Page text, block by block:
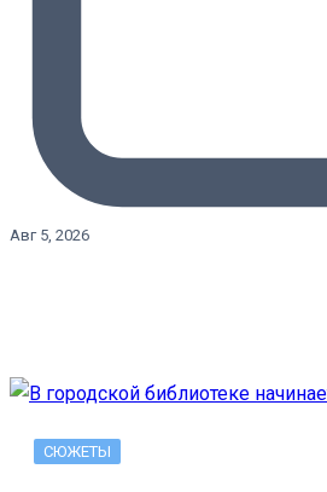
Авг 5, 2026
СЮЖЕТЫ